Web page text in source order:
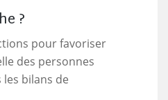
?
pour favoriser
des personnes
bilans de